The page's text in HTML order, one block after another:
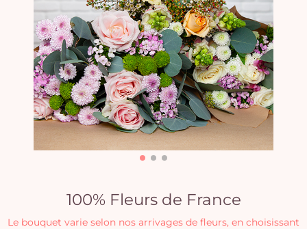
100% Fleurs de France
Le bouquet varie selon nos arrivages de fleurs, en choisissant